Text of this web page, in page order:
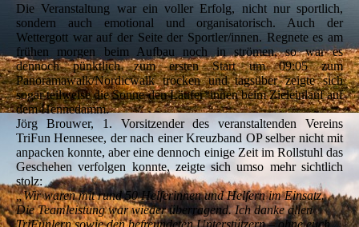
Die Veranstaltung war ein voller Erfolg, nicht nur sportlich,
sondern auch emotional und organisatorisch. Auch der
Wettergott war auf der Seite der Sportler/innen. Regnete es am
frühen morgen beim Aufbau noch in strömen, so war es
dennoch pünktlich zum ersten Start um 09:05 zum
Panoramawalk/Nordicwalk trocken und tagsüber zeigte sich
sogar teilweise die Sonne den Läufer*innen beim Zieleinlauf auf
dem Hennedamm.
Jörg Brouwer, 1. Vorsitzender des veranstaltenden Vereins
TriFun Hennesee, der nach einer Kreuzband OP selber nicht mit
anpacken konnte, aber eine dennoch einige Zeit im Rollstuhl das
Geschehen verfolgen konnte, zeigte sich umso mehr sichtlich
stolz:
„Wir waren mit rund 50 Helferinnen und Helfern im Einsatz.
Die Teamleistung war wieder überragend. Ich danke allen
TriFunlern sowie den befreundeten Unterstützern – ohne euch